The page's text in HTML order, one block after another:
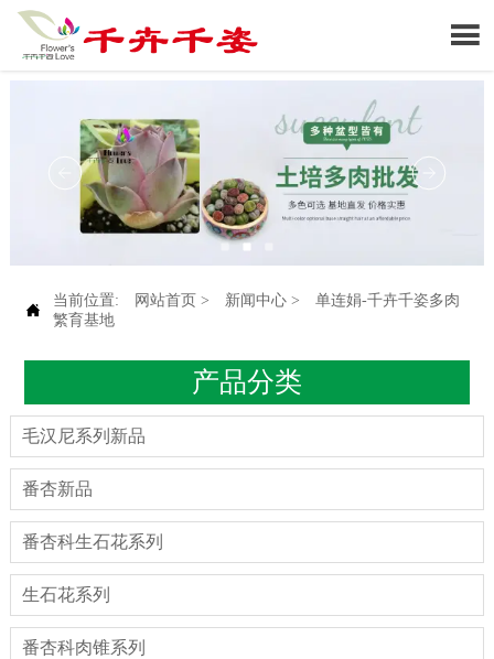


当前位置: 网站首页 > 新闻中心>
单连娟-千卉千姿多肉
繁育基地
产品分类
毛汉尼系列新品
番杏新品
番杏科生石花系列
生石花系列
番杏科肉锥系列